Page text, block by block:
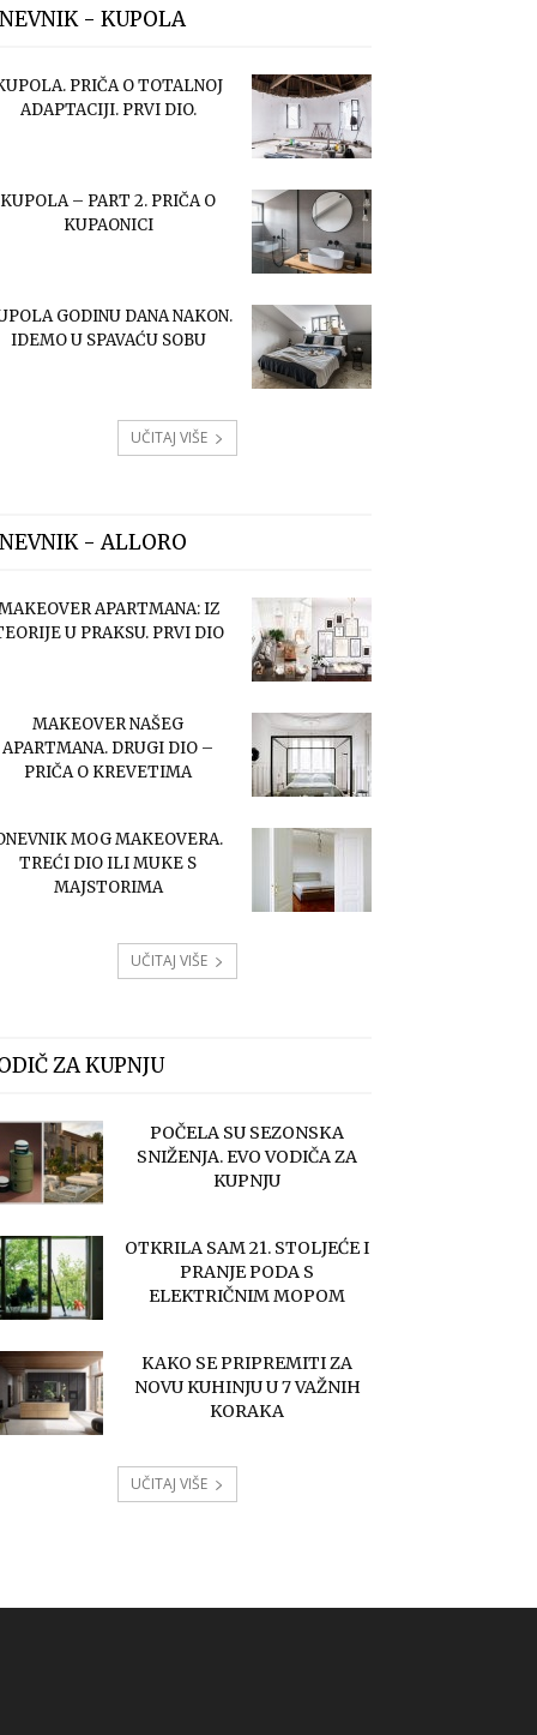
- KUPOLA
PRIČA O TOTALNOJ
ADAPTACIJI. PRVI DIO.
KUPOLA – PART 2. PRIČA O
KUPAONICI
GODINU DANA NAKON.
IDEMO U SPAVAĆU SOBU
UČITAJ VIŠE
- ALLORO
APARTMANA: IZ
U PRAKSU. PRVI DIO
MAKEOVER NAŠEG
APARTMANA. DRUGI DIO –
PRIČA O KREVETIMA
MOG MAKEOVERA.
TREĆI DIO ILI MUKE S
MAJSTORIMA
UČITAJ VIŠE
ZA KUPNJU
POČELA SU SEZONSKA
SNIŽENJA. EVO VODIČA ZA
KUPNJU
OTKRILA SAM 21. STOLJEĆE I
PRANJE PODA S
ELEKTRIČNIM MOPOM
KAKO SE PRIPREMITI ZA
NOVU KUHINJU U 7 VAŽNIH
KORAKA
UČITAJ VIŠE